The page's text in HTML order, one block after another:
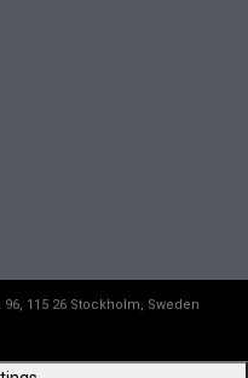
115 26 Stockholm, Sweden